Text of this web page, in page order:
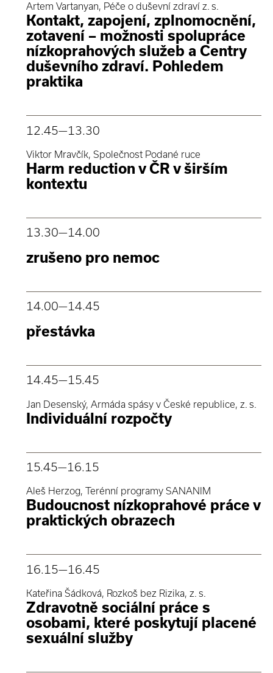
Artem Vartanyan, Péče o duševní zdraví z. s.
Kontakt, zapojení, zplnomocnění,
zotavení – možnosti spolupráce
nízkoprahových služeb a Centry
duševního zdraví. Pohledem
praktika
12.45—13.30
Viktor Mravčík, Společnost Podané ruce
Harm reduction v ČR v širším
kontextu
13.30—14.00
zrušeno pro nemoc
14.00—14.45
přestávka
14.45—15.45
Jan Desenský, Armáda spásy v České republice, z. s.
Individuální rozpočty
15.45—16.15
Aleš Herzog, Terénní programy SANANIM
Budoucnost nízkoprahové práce v
praktických obrazech
16.15—16.45
Kateřina Šádková, Rozkoš bez Rizika, z. s.
Zdravotně sociální práce s
osobami, které poskytují placené
sexuální služby